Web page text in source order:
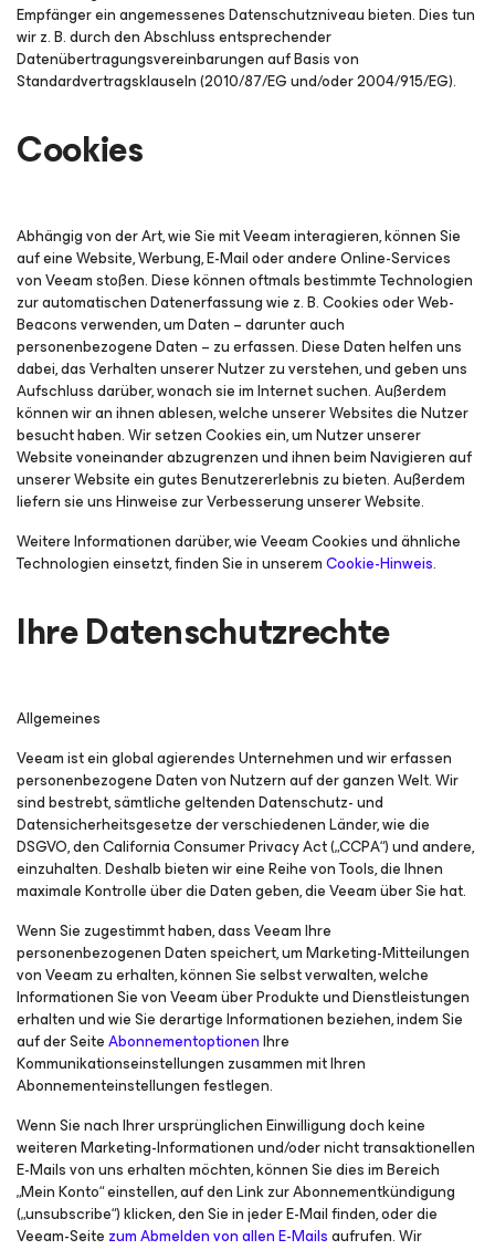
Empfänger ein angemessenes Datenschutzniveau bieten. Dies tun
wir z. B. durch den Abschluss entsprechender
Datenübertragungsvereinbarungen auf Basis von
Standardvertragsklauseln (2010/87/EG und/oder 2004/915/EG).
Cookies
Abhängig von der Art, wie Sie mit Veeam interagieren, können Sie
auf eine Website, Werbung, E-Mail oder andere Online-Services
von Veeam stoßen. Diese können oftmals bestimmte Technologien
zur automatischen Datenerfassung wie z. B. Cookies oder Web-
Beacons verwenden, um Daten – darunter auch
personenbezogene Daten – zu erfassen. Diese Daten helfen uns
dabei, das Verhalten unserer Nutzer zu verstehen, und geben uns
Aufschluss darüber, wonach sie im Internet suchen. Außerdem
können wir an ihnen ablesen, welche unserer Websites die Nutzer
besucht haben. Wir setzen Cookies ein, um Nutzer unserer
Website voneinander abzugrenzen und ihnen beim Navigieren auf
unserer Website ein gutes Benutzererlebnis zu bieten. Außerdem
liefern sie uns Hinweise zur Verbesserung unserer Website.
Weitere Informationen darüber, wie Veeam Cookies und ähnliche
Technologien einsetzt, finden Sie in unseremCookie-Hinweis.
Ihre Datenschutzrechte
Allgemeines
Veeam ist ein global agierendes Unternehmen und wir erfassen
personenbezogene Daten von Nutzern auf der ganzen Welt. Wir
sind bestrebt, sämtliche geltenden Datenschutz- und
Datensicherheitsgesetze der verschiedenen Länder, wie die
DSGVO, den California Consumer Privacy Act („CCPA“) und andere,
einzuhalten. Deshalb bieten wir eine Reihe von Tools, die Ihnen
maximale Kontrolle über die Daten geben, die Veeam über Sie hat.
Wenn Sie zugestimmt haben, dass Veeam Ihre
personenbezogenen Daten speichert, um Marketing-Mitteilungen
von Veeam zu erhalten, können Sie selbst verwalten, welche
Informationen Sie von Veeam über Produkte und Dienstleistungen
erhalten und wie Sie derartige Informationen beziehen, indem Sie
auf der SeiteAbonnementoptionenIhre
Kommunikationseinstellungen zusammen mit Ihren
Abonnementeinstellungen festlegen.
Wenn Sie nach Ihrer ursprünglichen Einwilligung doch keine
weiteren Marketing-Informationen und/oder nicht transaktionellen
E-Mails von uns erhalten möchten, können Sie dies im Bereich
„Mein Konto“ einstellen, auf den Link zur Abonnementkündigung
(„unsubscribe“) klicken, den Sie in jeder E-Mail finden, oder die
Veeam-Seite zum Abmelden von allen E-Mailsaufrufen.Wir